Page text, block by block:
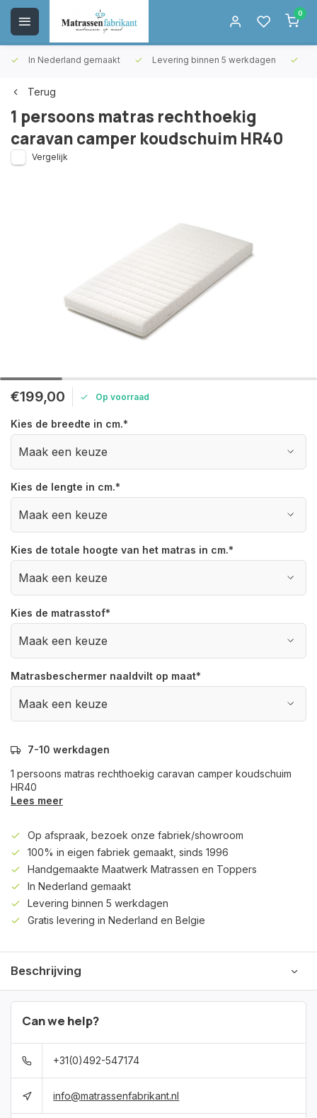
0
In Nederland gemaakt Levering binnen 5 werkdagen
Terug
1 persoons matras rechthoekig
caravan camper koudschuim HR40
Vergelijk
€199,00 Op voorraad
Kies de breedte in cm.*
Kies de lengte in cm.*
Kies de totale hoogte van het matras in cm.*
Kies de matrasstof*
Matrasbeschermer naaldvilt op maat*
7-10 werkdagen
1 persoons matras rechthoekig caravan camper koudschuim
HR40
Lees meer
Op afspraak, bezoek onze fabriek/showroom
100% in eigen fabriek gemaakt, sinds 1996
Handgemaakte Maatwerk Matrassen en Toppers
In Nederland gemaakt
Levering binnen 5 werkdagen
Gratis levering in Nederland en Belgie
Beschrijving
Can we help?
+31(0)492-547174
info@matrassenfabrikant.nl